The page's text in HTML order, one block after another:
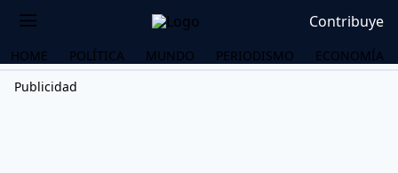
Contribuye
HOME POLÍTICA MUNDO PERIODISMO
ECONOMÍA
Publicidad